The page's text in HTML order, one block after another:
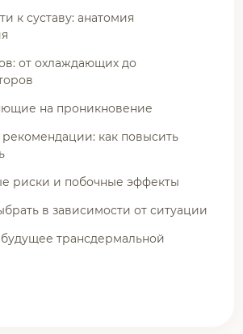
к суставу: анатомия
от охлаждающих до
на проникновение
как повысить
риски и побочные эффекты
в зависимости от ситуации
трансдермальной